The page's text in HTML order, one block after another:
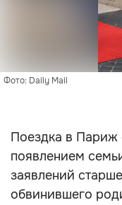
Фото: Daily Mail
Поездка в Париж
появлением
заявлений
обвинившего